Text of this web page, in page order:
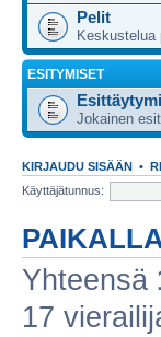
Pelit
Keskustelua
ESITYMISET
Jokainen
KIRJAUDU SISÄÄN •
Käyttäjätunnus:
Yhteensä
17